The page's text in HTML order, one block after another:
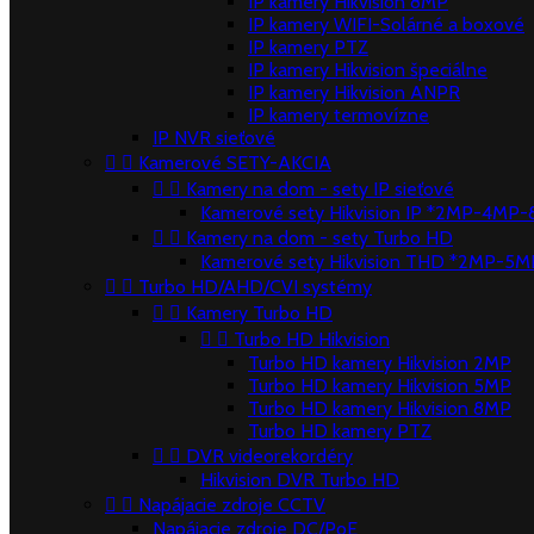
IP kamery WIFI-Solárné a boxové
IP kamery PTZ
IP kamery Hikvision špeciálne
IP kamery Hikvision ANPR
IP kamery termovízne
IP NVR sieťové
  Kamerové SETY-AKCIA
  Kamery na dom - sety IP sieťové
Kamerové sety Hikvision IP *2MP-4MP-
  Kamery na dom - sety Turbo HD
Kamerové sety Hikvision THD *2MP-
  Turbo HD/AHD/CVI systémy
  Kamery Turbo HD
  Turbo HD Hikvision
Turbo HD kamery Hikvision 2MP
Turbo HD kamery Hikvision 5MP
Turbo HD kamery Hikvision 8MP
Turbo HD kamery PTZ
  DVR videorekordéry
Hikvision DVR Turbo HD
  Napájacie zdroje CCTV
Napájacie zdroje DC/PoE